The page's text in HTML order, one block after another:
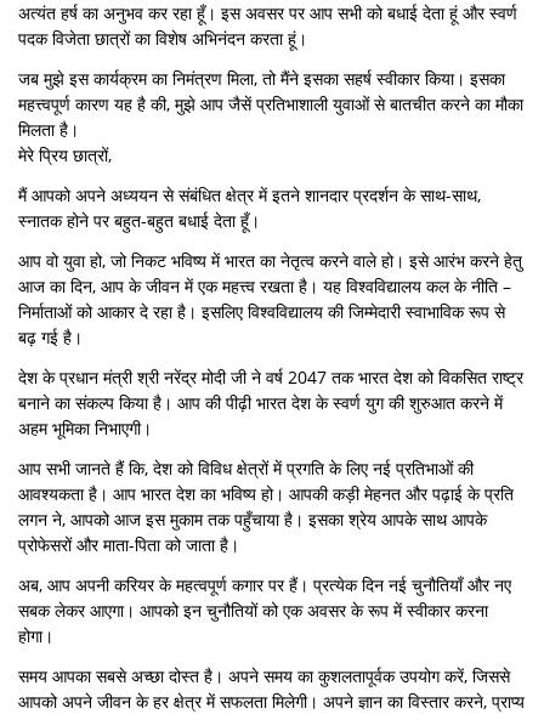
अत्यंत हर्ष का अनुभव कर रहा हूँ। इस अवसर पर आप सभी को बधाई देता हूं और स्वर्ण
पदक विजेता छात्रों का विशेष अभिनंदन करता हूं।
जब मुझे इस कार्यक्रम का निमंत्रण मिला, तो मैंने इसका सहर्ष स्वीकार किया। इसका
महत्त्वपूर्ण कारण यह है की, मुझे आप जैसें प्रतिभाशाली युवाओं से बातचीत करने का मौका
मिलता है।
मेरे प्रिय छात्रों,
मैं आपको अपने अध्ययन से संबंधित क्षेत्र में इतने शानदार प्रदर्शन के साथ-साथ,
स्नातक होने पर बहुत-बहुत बधाई देता हूँ।
आप वो युवा हो, जो निकट भविष्य में भारत का नेतृत्व करने वाले हो। इसे आरंभ करने हेतु
आज का दिन, आप के जीवन में एक महत्त्व रखता है। यह विश्वविद्यालय कल के नीति –
निर्माताओं को आकार दे रहा है। इसलिए विश्वविद्यालय की जिम्मेदारी स्वाभाविक रूप से
बढ़ गई है।
देश के प्रधान मंत्री श्री नरेंद्र मोदी जी ने वर्ष 2047 तक भारत देश को विकसित राष्ट्र
बनाने का संकल्प किया है। आप की पीढ़ी भारत देश के स्वर्ण युग की शुरुआत करने में
अहम भूमिका निभाएगी।
आप सभी जानते हैं कि, देश को विविध क्षेत्रों में प्रगति के लिए नई प्रतिभाओं की
आवश्यकता है। आप भारत देश का भविष्य हो। आपकी कड़ी मेहनत और पढ़ाई के प्रति
लगन ने, आपको आज इस मुकाम तक पहुँचाया है। इसका श्रेय आपके साथ आपके
प्रोफेसरों और माता-पिता को जाता है।
अब, आप अपनी करियर के महत्वपूर्ण कगार पर हैं। प्रत्येक दिन नई चुनौतियाँ और नए
सबक लेकर आएगा। आपको इन चुनौतियों को एक अवसर के रूप में स्वीकार करना
होगा।
समय आपका सबसे अच्छा दोस्त है। अपने समय का कुशलतापूर्वक उपयोग करें, जिससे
आपको अपने जीवन के हर क्षेत्र में सफलता मिलेगी। अपने ज्ञान का विस्तार करने, प्राप्य